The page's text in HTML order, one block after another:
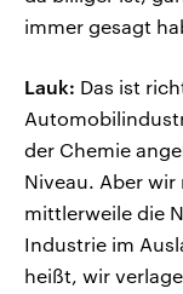
immer gesagt
Lauk: Das ist
der Chemie
Niveau. Aber wir
mittlerweile die
Industrie im
heißt, wir